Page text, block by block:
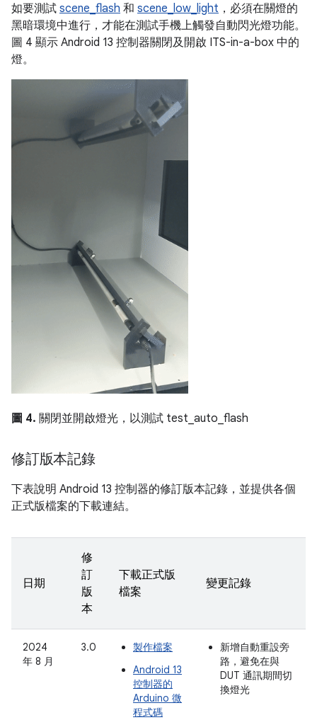
如要測試 scene_flash 和 scene_low_light ，必須在關燈的
黑暗環境中進行，才能在測試手機上觸發自動閃光燈功能。
圖 4 顯示 Android 13 控制器關閉及開啟 ITS-in-a-box 中的
燈。
圖 4. 關閉並開啟燈光，以測試 test_auto_flash
修訂版本記錄
下表說明 Android 13 控制器的修訂版本記錄，並提供各個
正式版檔案的下載連結。
日期
修
訂
版
本
下載正式版
檔案
變更記錄
2024
年 8 月
3.0
製作檔案
Android 13
控制器的
Arduino 微
程式碼
新增自動重設旁
路，避免在與
DUT 通訊期間切
換燈光